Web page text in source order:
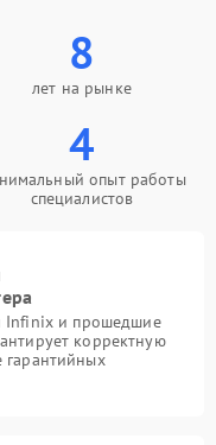
8
лет на рынке
4
опыт работы
специалистов
Infinix и прошедшие
корректную
гарантийных